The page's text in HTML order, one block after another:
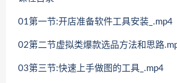
01第一节:开店准备软件工具安装_.mp4
02第二节虚拟类爆款选品方法和思路
03第三节:快速上手做图的工具_.mp4